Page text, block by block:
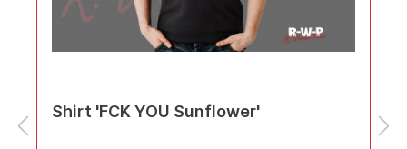
Shirt 'FCK YOU Sunflower'